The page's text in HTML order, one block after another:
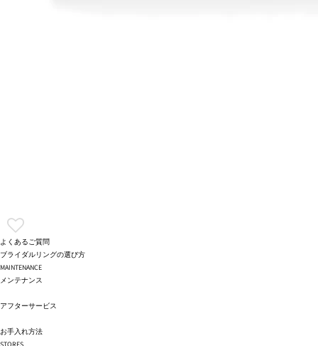
よくあるご質問
ブライダルリングの選び方
MAINTENANCE
メンテナンス
アフターサービス
お手入れ方法
STORES